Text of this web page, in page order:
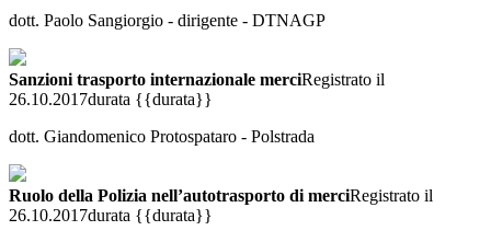
dott. Paolo Sangiorgio - dirigente - DTNAGP
Sanzioni trasporto internazionale merciRegistrato il
26.10.2017durata {{durata}}
dott. Giandomenico Protospataro - Polstrada
Ruolo della Polizia nell’autotrasporto di merciRegistrato il
26.10.2017durata {{durata}}